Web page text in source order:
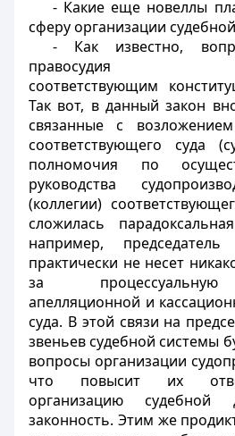
- Какие еще новеллы
сферу организации
- Как известно,
правосудия
соответствующим
Так вот, в данный закон
связанные с
соответствующего суда
полномочия по
руководства
(коллегии)
сложилась
например,
практически не несет
за процессуальную
апелляционной и
суда. В этой связи на
звеньев судебной системы
вопросы организации
что повысит их
организацию судебной
законность. Этим же